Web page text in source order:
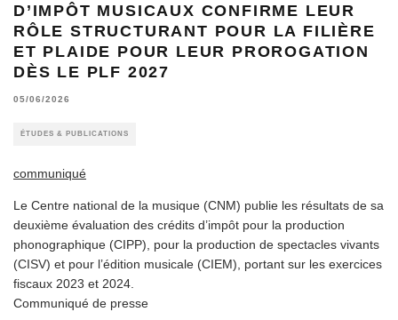
D’IMPÔT MUSICAUX CONFIRME LEUR
RÔLE STRUCTURANT POUR LA FILIÈRE
ET PLAIDE POUR LEUR PROROGATION
DÈS LE PLF 2027
05/06/2026
ÉTUDES & PUBLICATIONS
communiqué
Le Centre national de la musique (CNM) publie les résultats de sa
deuxième évaluation des crédits d’impôt pour la production
phonographique (CIPP), pour la production de spectacles vivants
(CISV) et pour l’édition musicale (CIEM), portant sur les exercices
fiscaux 2023 et 2024.
Communiqué de presse